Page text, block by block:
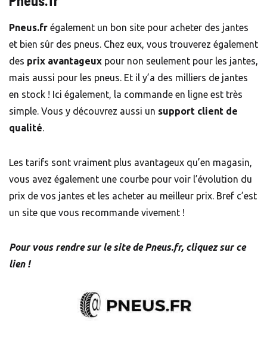
Pneus.fr également un bon site pour acheter des jantes
et bien sûr des pneus. Chez eux, vous trouverez également
des prix avantageux pour non seulement pour les jantes,
mais aussi pour les pneus. Et il y’a des milliers de jantes
en stock ! Ici également, la commande en ligne est très
simple. Vous y découvrez aussi un support client de
qualité
Les tarifs sont vraiment plus avantageux qu’en magasin,
vous avez également une courbe pour voir l’évolution du
prix de vos jantes et les acheter au meilleur prix. Bref c’est
un site que vous recommande vivement !
Pour vous rendre sur le site de Pneus.fr, cliquez sur ce
lien !